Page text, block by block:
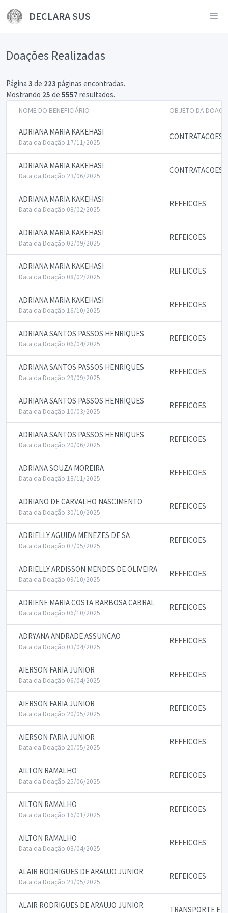
DECLARA SUS
Doações Realizadas
Página 3 de 223 páginas encontradas.
Mostrando 25 de 5557 resultados.
NOME DO BENEFICIÁRIO OBJETO DA
ADRIANA MARIA KAKEHASI
Data da Doação 17/11/2025
CONTRATACOES
ADRIANA MARIA KAKEHASI
Data da Doação 23/06/2025
CONTRATACOES
ADRIANA MARIA KAKEHASI
Data da Doação 08/02/2025
REFEICOES
ADRIANA MARIA KAKEHASI
Data da Doação 02/09/2025
REFEICOES
ADRIANA MARIA KAKEHASI
Data da Doação 08/02/2025
REFEICOES
ADRIANA MARIA KAKEHASI
Data da Doação 16/10/2025
REFEICOES
ADRIANA SANTOS PASSOS HENRIQUES
Data da Doação 06/04/2025
REFEICOES
ADRIANA SANTOS PASSOS HENRIQUES
Data da Doação 29/09/2025
REFEICOES
ADRIANA SANTOS PASSOS HENRIQUES
Data da Doação 10/03/2025
REFEICOES
ADRIANA SANTOS PASSOS HENRIQUES
Data da Doação 20/06/2025
REFEICOES
ADRIANA SOUZA MOREIRA
Data da Doação 18/11/2025
REFEICOES
ADRIANO DE CARVALHO NASCIMENTO
Data da Doação 30/10/2025
REFEICOES
ADRIELLY AGUIDA MENEZES DE SA
Data da Doação 07/05/2025
REFEICOES
ADRIELLY ARDISSON MENDES DE OLIVEIRA
Data da Doação 09/10/2025
REFEICOES
ADRIENE MARIA COSTA BARBOSA CABRAL
Data da Doação 06/10/2025
REFEICOES
ADRYANA ANDRADE ASSUNCAO
Data da Doação 03/04/2025
REFEICOES
AIERSON FARIA JUNIOR
Data da Doação 06/04/2025
REFEICOES
AIERSON FARIA JUNIOR
Data da Doação 20/05/2025
REFEICOES
AIERSON FARIA JUNIOR
Data da Doação 20/05/2025
REFEICOES
AILTON RAMALHO
Data da Doação 25/06/2025
REFEICOES
AILTON RAMALHO
Data da Doação 16/01/2025
REFEICOES
AILTON RAMALHO
Data da Doação 03/04/2025
REFEICOES
ALAIR RODRIGUES DE ARAUJO JUNIOR
Data da Doação 23/05/2025
REFEICOES
ALAIR RODRIGUES DE ARAUJO JUNIOR TRANSPORTE E